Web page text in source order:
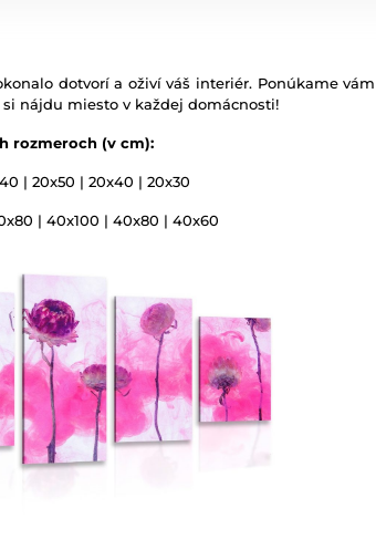
dotvorí a oživí váš interiér. Ponúkame vám
nájdu miesto v každej domácnosti!
rozmeroch (v cm):
| 20x50 | 20x40 | 20x30
| 40x100 | 40x80 | 40x60